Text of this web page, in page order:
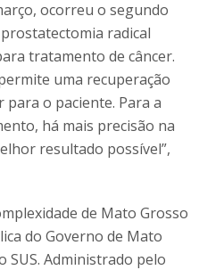
ocorreu o segundo
radical
tratamento de câncer.
uma recuperação
para o paciente. Para a
há mais precisão na
resultado possível”,
de Mato Grosso
do Governo de Mato
SUS. Administrado pelo